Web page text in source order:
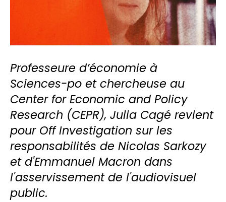
Professeure d’économie à
Sciences-po et chercheuse au
Center for Economic and Policy
Research (CEPR), Julia Cagé revient
pour Off Investigation sur les
responsabilités de Nicolas Sarkozy
et d'Emmanuel Macron dans
l'asservissement de l'audiovisuel
public.